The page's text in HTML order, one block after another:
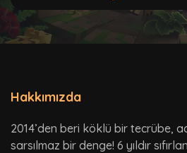
Hakkımızda
2014’den beri köklü bir tecrübe,
sarsılmaz bir denge! 6 yıldır